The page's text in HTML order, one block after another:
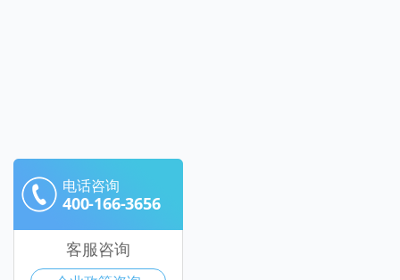
电话咨询
400-166-3656
客服咨询